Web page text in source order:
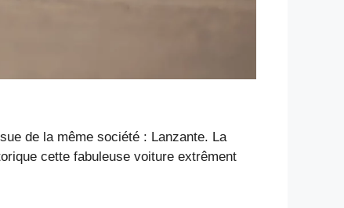
de la même société : Lanzante. La
cette fabuleuse voiture extrêment